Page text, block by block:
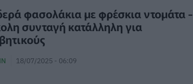
φασολάκια με φρέσκια ντομάτα -
συνταγή κατάλληλη για
18/07/2025 - 06:09